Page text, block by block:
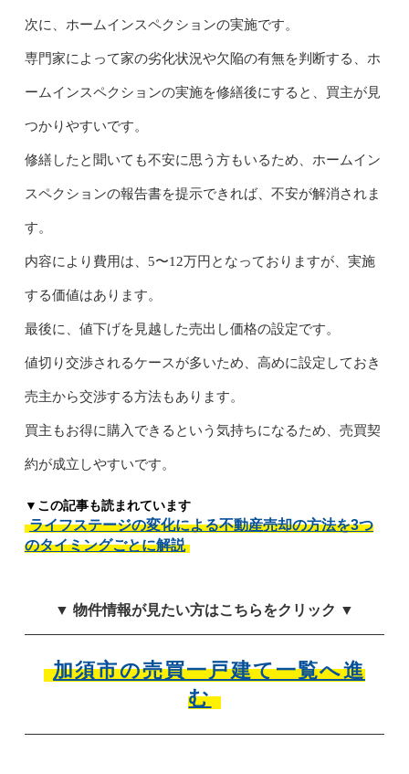
次に、ホームインスペクションの実施です。
専門家によって家の劣化状況や欠陥の有無を判断する、ホ
ームインスペクションの実施を修繕後にすると、買主が見
つかりやすいです。
修繕したと聞いても不安に思う方もいるため、ホームイン
スペクションの報告書を提示できれば、不安が解消されま
す。
内容により費用は、5〜12万円となっておりますが、実施
する価値はあります。
最後に、値下げを見越した売出し価格の設定です。
値切り交渉されるケースが多いため、高めに設定しておき
売主から交渉する方法もあります。
買主もお得に購入できるという気持ちになるため、売買契
約が成立しやすいです。
▼この記事も読まれています
ライフステージの変化による不動産売却の方法を3つ
のタイミングごとに解説
▼ 物件情報が見たい方はこちらをクリック ▼
加須市の売買一戸建て一覧へ進
む